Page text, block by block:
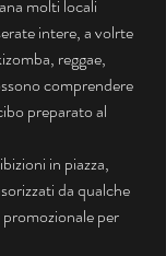
molti locali
intere, a volrte
reggae,
comprendere
preparato al
in piazza,
da qualche
per